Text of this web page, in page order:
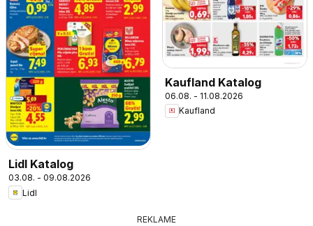
Lidl Katalog
03.08. - 09.08.2026
Lidl
Kaufland Katalog
06.08. - 11.08.2026
Kaufland
REKLAME